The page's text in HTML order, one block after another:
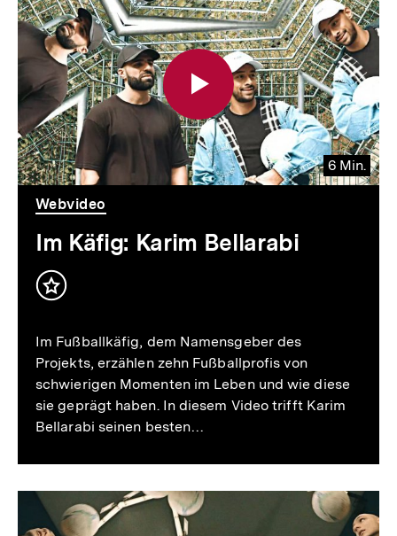
6 Min.
Video
Dauer
6
Min.
Webvideo
Im Käfig: Karim Bellarabi
Inhalt
Im Fußballkäfig, dem Namensgeber des
Projekts, erzählen zehn Fußballprofis von
schwierigen Momenten im Leben und wie diese
sie geprägt haben. In diesem Video trifft Karim
Bellarabi seinen besten…